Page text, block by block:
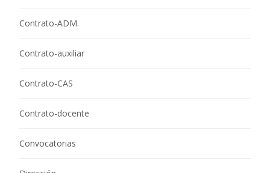
Contrato-ADM.
Contrato-auxiliar
Contrato-CAS
Contrato-docente
Convocatorias